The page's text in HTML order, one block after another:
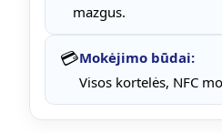
mazgus.
💳Mokėjimo būdai:
Visos kortelės, NFC